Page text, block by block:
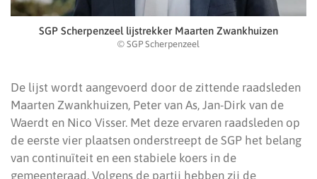
SGP Scherpenzeel lijstrekker Maarten Zwankhuizen
© SGP Scherpenzeel
De lijst wordt aangevoerd door de zittende raadsleden
Maarten Zwankhuizen, Peter van As, Jan-Dirk van de
Waerdt en Nico Visser. Met deze ervaren raadsleden op
de eerste vier plaatsen onderstreept de SGP het belang
van continuïteit en een stabiele koers in de
gemeenteraad. Volgens de partij hebben zij de